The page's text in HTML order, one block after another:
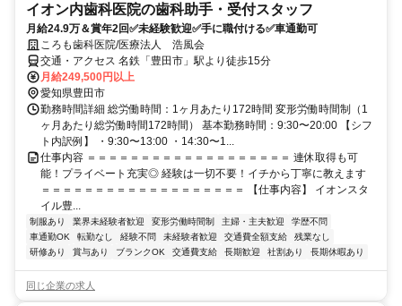
イオン内歯科医院の歯科助手・受付スタッフ
月給24.9万＆賞年2回✅未経験歓迎✅手に職付ける✅車通勤可
ころも歯科医院/医療法人 浩風会
交通・アクセス 名鉄「豊田市」駅より徒歩15分
月給249,500円以上
愛知県豊田市
勤務時間詳細 総労働時間：1ヶ月あたり172時間 変形労働時間制（1
ヶ月あたり総労働時間172時間） 基本勤務時間：9:30〜20:00 【シフ
ト内訳例】 ・9:30〜13:00 ・14:30〜1...
仕事内容 ＝＝＝＝＝＝＝＝＝＝＝＝＝＝＝＝＝＝＝ 連休取得も可
能！プライベート充実◎ 経験は一切不要！イチから丁寧に教えます
＝＝＝＝＝＝＝＝＝＝＝＝＝＝＝＝＝＝＝ 【仕事内容】 イオンスタ
イル豊...
制服あり 業界未経験者歓迎 変形労働時間制 主婦・主夫歓迎
学歴不問
車通勤OK
転勤なし 経験不問 未経験者歓迎 交通費全額支給
残業なし
研修あり
賞与あり ブランクOK 交通費支給 長期歓迎 社割あり 長期休暇あり
同じ企業の求人